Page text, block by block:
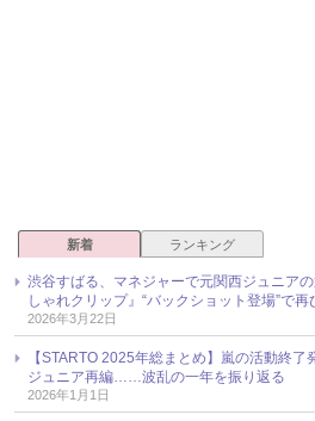
新着 ランキング
渋谷すばる、マネジャーで元関西ジュニア
しゃれクリップ』“バックショット登場”で再
2026年3月22日
【STARTO 2025年総まとめ】嵐の活動終了
ジュニア再編……波乱の一年を振り返る
2026年1月1日